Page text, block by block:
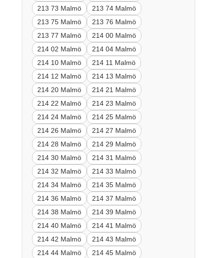
213 73 Malmö
213 74 Malmö
213 75 Malmö
213 76 Malmö
213 77 Malmö
214 00 Malmö
214 02 Malmö
214 04 Malmö
214 10 Malmö
214 11 Malmö
214 12 Malmö
214 13 Malmö
214 20 Malmö
214 21 Malmö
214 22 Malmö
214 23 Malmö
214 24 Malmö
214 25 Malmö
214 26 Malmö
214 27 Malmö
214 28 Malmö
214 29 Malmö
214 30 Malmö
214 31 Malmö
214 32 Malmö
214 33 Malmö
214 34 Malmö
214 35 Malmö
214 36 Malmö
214 37 Malmö
214 38 Malmö
214 39 Malmö
214 40 Malmö
214 41 Malmö
214 42 Malmö
214 43 Malmö
214 44 Malmö
214 45 Malmö